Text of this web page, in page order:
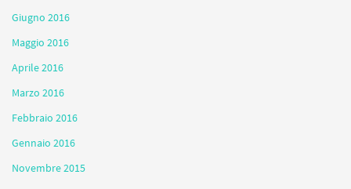
Giugno 2016
Maggio 2016
Aprile 2016
Marzo 2016
Febbraio 2016
Gennaio 2016
Novembre 2015